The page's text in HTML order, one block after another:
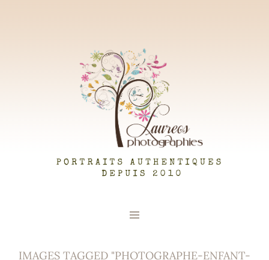
LAUREOS PHOTOGRAPHIES
IMAGES TAGGED "PHOTOGRAPHE-ENFANT-